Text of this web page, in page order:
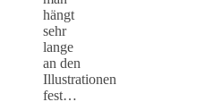
hängt
sehr
lange
an den
Illustrationen
fest…